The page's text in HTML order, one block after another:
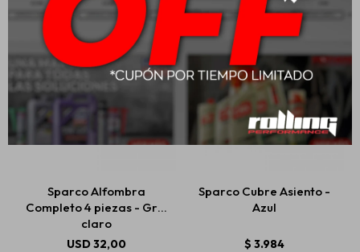
Sparco Alfombra
Completo 4 piezas - Gris
claro
USD32,00
Sparco Cubre Asiento -
Azul
$ 3.984